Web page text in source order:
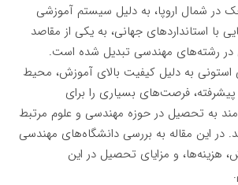
در شمال اروپا، به دلیل سیستم آموزشی
با استانداردهای جهانی، به یکی از مقاصد
رشته‌های مهندسی تبدیل شده است.
به دلیل کیفیت بالای آموزش، محیط
پیشرفته، فرصت‌های بسیاری را برای
به تحصیل در حوزه مهندسی و علوم مرتبط
در این مقاله به بررسی دانشگاه‌های مهندسی
هزینه‌ها، و مزایای تحصیل در این